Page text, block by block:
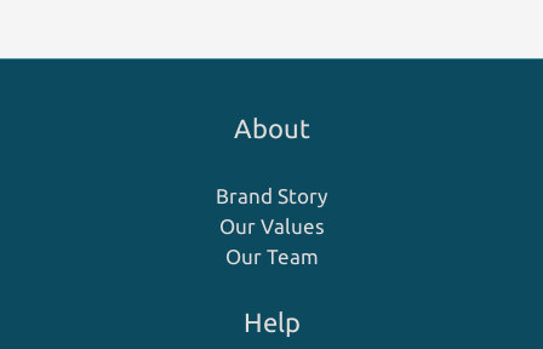
About
Brand Story
Our Values
Our Team
Help